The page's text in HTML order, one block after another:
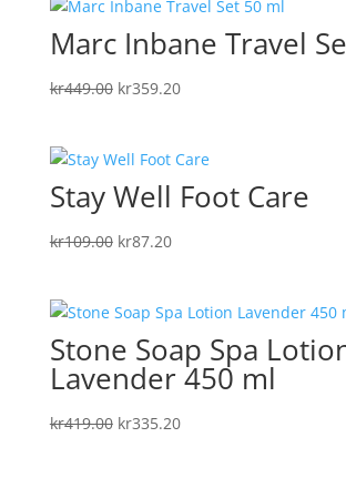
Marc Inbane Travel
kr449.00 Det
var:
kr449.00.
kr359.20Det
är:
kr359.20.
Stay Well Foot Care
kr109.00 Det
var:
kr109.00.
kr87.20Det
är:
kr87.20.
Stone Soap Spa
Lavender 450 ml
kr419.00 Det
kr335.20Det